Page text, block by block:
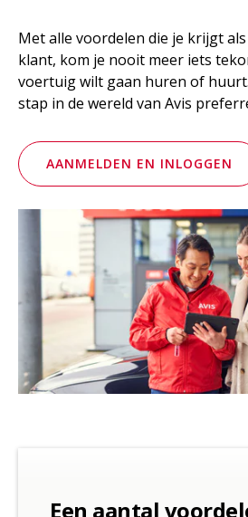
Met alle voordelen die je krijgt
klant, kom je nooit meer iets
voertuig wilt gaan huren of
stap in de wereld van Avis
AANMELDEN EN INLOGGEN
Een aantal